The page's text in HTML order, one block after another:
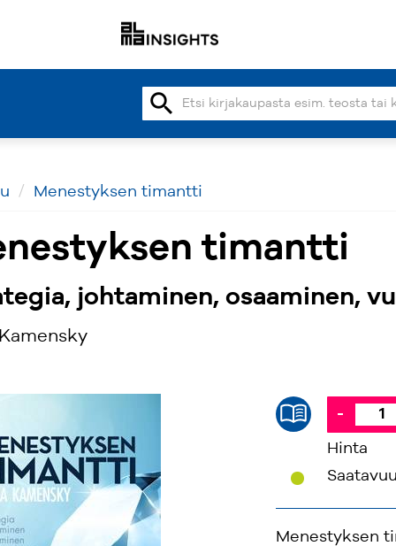
search
Menestyksen timantti
timantti
johtaminen, osaaminen,
-
Hinta
Menestyksen